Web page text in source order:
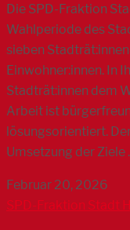
Die SPD-Fraktion
Wahlperiode des
sieben
Einwohner:innen. In
Stadträt:innen dem
Arbeit ist
lösungsorientiert.
Umsetzung der Ziele
Februar 20, 2026
SPD-Fraktion Stadt